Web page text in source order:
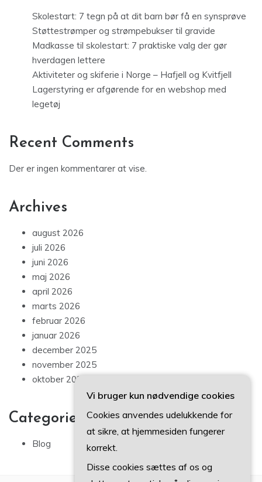
Skolestart: 7 tegn på at dit barn bør få en synsprøve
Støttestrømper og strømpebukser til gravide
Madkasse til skolestart: 7 praktiske valg der gør
hverdagen lettere
Aktiviteter og skiferie i Norge – Hafjell og Kvitfjell
Lagerstyring er afgørende for en webshop med
legetøj
Recent Comments
Der er ingen kommentarer at vise.
Archives
august 2026
juli 2026
juni 2026
maj 2026
april 2026
marts 2026
februar 2026
januar 2026
december 2025
november 2025
oktober 2025
Categories
Blog
Vi bruger kun nødvendige cookies
Cookies anvendes udelukkende for
at sikre, at hjemmesiden fungerer
korrekt.
Disse cookies sættes af os og